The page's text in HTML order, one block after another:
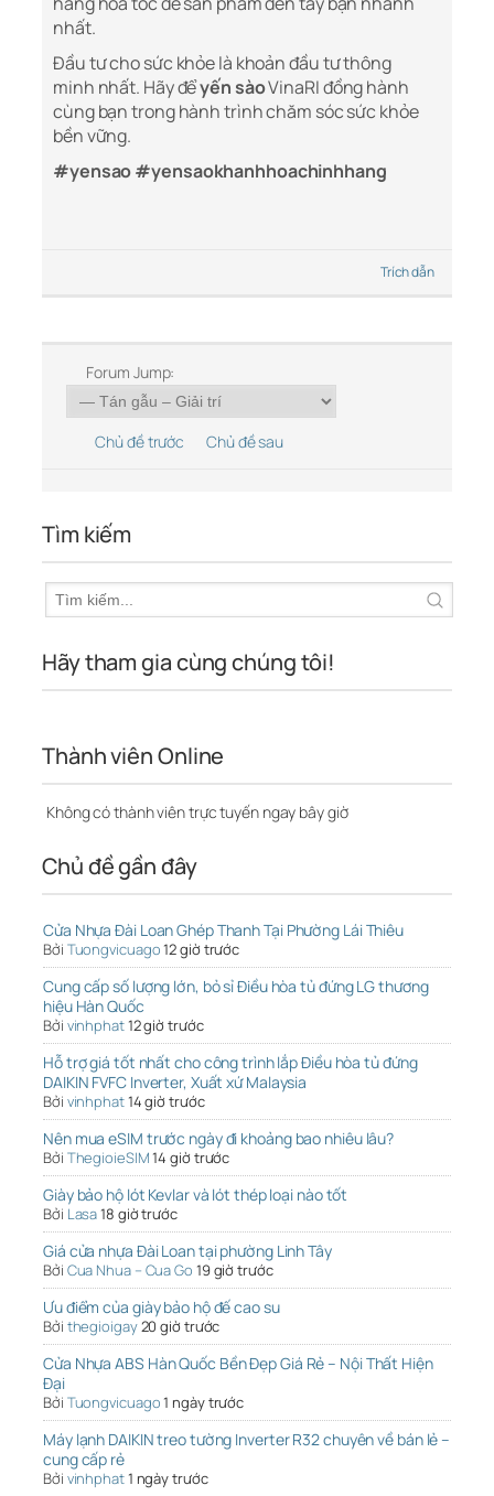
nhất.
Đầu tư cho sức khỏe là khoản đầu tư thông
minh nhất. Hãy đểyến sàoVinaRI đồng hành
cùng bạn trong hành trình chăm sóc sức khỏe
bền vững.
#yensao #yensaokhanhhoachinhhang
Trích dẫn
Forum Jump:
Chủ đề trước Chủ đề sau
Tìm kiếm
Hãy tham gia cùng chúng tôi!
Thành viên Online
Không có thành viên trực tuyến ngay bây giờ
Chủ đề gần đây
Cửa Nhựa Đài Loan Ghép Thanh Tại Phường Lái Thiêu
Bởi Tuongvicuago12 giờ trước
Cung cấp số lượng lớn, bỏ sỉ Điều hòa tủ đứng LG thương
hiệu Hàn Quốc
Bởi vinhphat12 giờ trước
Hỗ trợ giá tốt nhất cho công trình lắp Điều hòa tủ đứng
DAIKIN FVFC Inverter, Xuất xứ Malaysia
Bởi vinhphat14 giờ trước
Nên mua eSIM trước ngày đi khoảng bao nhiêu lâu?
Bởi ThegioieSIM14 giờ trước
Giày bảo hộ lót Kevlar và lót thép loại nào tốt
Bởi Lasa18 giờ trước
Giá cửa nhựa Đài Loan tại phường Linh Tây
Bởi Cua Nhua – Cua Go 19 giờ trước
Ưu điểm của giày bảo hộ đế cao su
Bởi thegioigay20 giờ trước
Cửa Nhựa ABS Hàn Quốc Bền Đẹp Giá Rẻ – Nội Thất Hiện
Đại
Bởi Tuongvicuago1 ngày trước
Máy lạnh DAIKIN treo tường Inverter R32 chuyên về bán lẻ –
cung cấp rẻ
Bởi vinhphat1 ngày trước